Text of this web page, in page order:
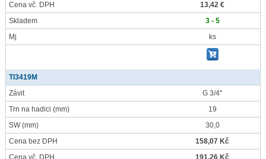
Cena vč. DPH
13,42 €
Skladem
3 - 5
Mj
ks
TI3419M
Závit
G 3/4"
Trn na hadici (mm)
19
SW(mm)
30,0
Cena bez DPH
158,07 Kč
Cena vč. DPH
191,26 Kč